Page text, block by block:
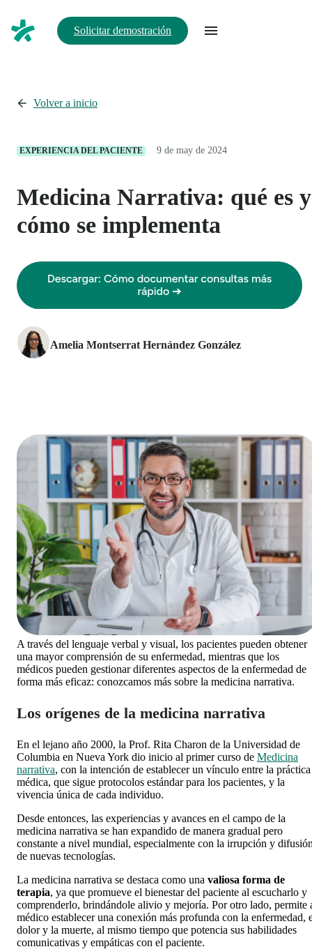
Solicitar demostración
Volver a inicio
EXPERIENCIA DEL PACIENTE 9 de may de 2024
Medicina Narrativa: qué es y
cómo se implementa
Amelia Montserrat Hernández González
A través del lenguaje verbal y visual, los pacientes pueden obtener
una mayor comprensión de su enfermedad, mientras que los
médicos pueden gestionar diferentes aspectos de la enfermedad de
forma más eficaz: conozcamos más sobre la medicina narrativa.
Los orígenes de la medicina narrativa
En el lejano año 2000, la Prof. Rita Charon de la Universidad de
Columbia en Nueva York dio inicio al primer curso de Medicina
narrativa, con la intención de establecer un vínculo entre la práctica
médica, que sigue protocolos estándar para los pacientes, y la
vivencia única de cada individuo.
Desde entonces, las experiencias y avances en el campo de la
medicina narrativa se han expandido de manera gradual pero
constante a nivel mundial, especialmente con la irrupción y
de nuevas tecnologías.
La medicina narrativa se destaca como una valiosa forma de
terapia, ya que promueve el bienestar del paciente al escucharlo y
comprenderlo, brindándole alivio y mejoría. Por otro lado, permite
médico establecer una conexión más profunda con la enfermedad,
dolor y la muerte, al mismo tiempo que potencia sus habilidades
comunicativas y empáticas con el paciente.